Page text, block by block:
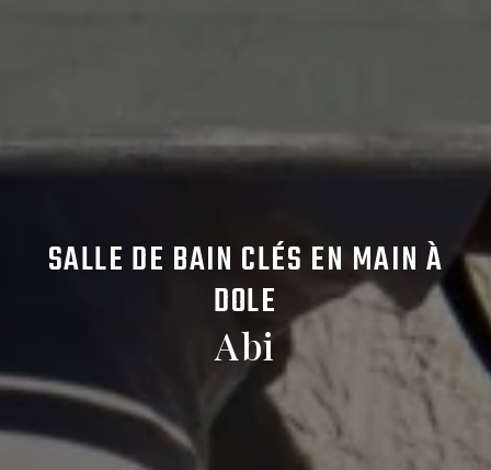
SALLE DE BAIN CLÉS EN MAIN À
DOLE
Abi